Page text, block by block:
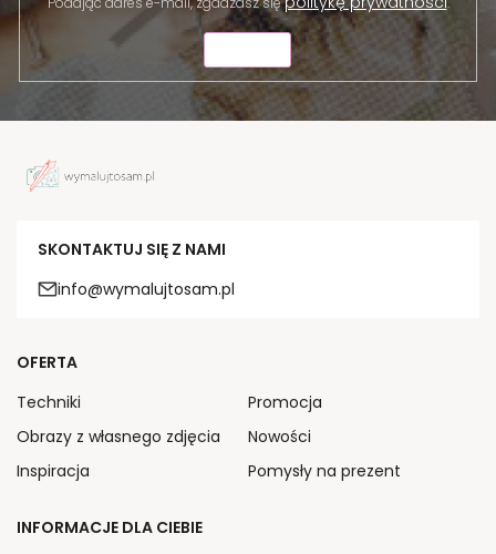
SKONTAKTUJ SIĘ Z NAMI
info@wymalujtosam.pl
OFERTA
Techniki
Obrazy z własnego zdjęcia
Inspiracja
Promocja
Nowości
Pomysły na prezent
INFORMACJE DLA CIEBIE